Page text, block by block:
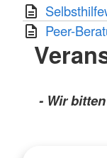
Peer-
- Wir